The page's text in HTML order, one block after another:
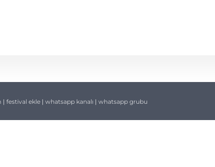
| festival ekle| whatsapp kanalı | whatsapp grubu